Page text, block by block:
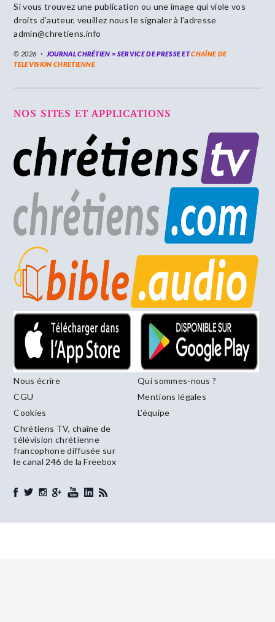
Si vous trouvez une publication ou une image qui viole vos
droits d’auteur, veuillez nous le signaler à l’adresse
admin@chretiens.info
© 2026 JOURNAL CHRÉTIEN = SERVICE DE PRESSE ETCHAÎNE DE
TELEVISION CHRETIENNE
NOS SITES ET APPLICATIONS
Nous écrire
Qui sommes-nous ?
CGU
Mentions légales
Cookies
L’équipe
Chrétiens TV, chaîne de
télévision chrétienne
francophone diffusée sur
le canal 246 de la Freebox